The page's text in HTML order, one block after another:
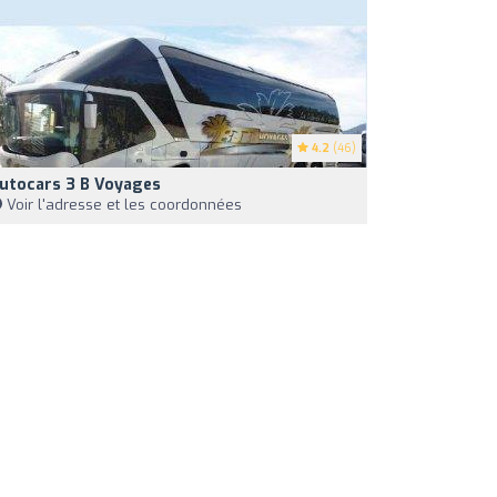
4.2 (46)
3 B Voyages
Voir l'adresse et les coordonnées